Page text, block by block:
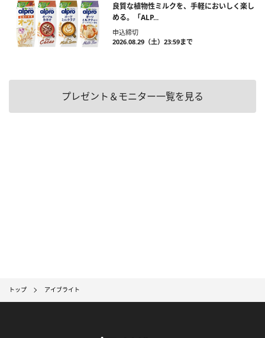
良質な植物性ミルクを、手軽においしく楽し
める。「ALP...
申込締切
2026.08.29（土）23:59まで
プレゼント＆モニター一覧を見る
トップ アイブライト